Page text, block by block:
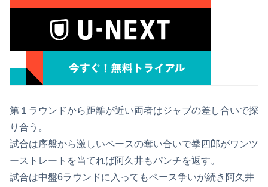
第１ラウンドから距離が近い両者はジャブの差し合いで探
り合う。
試合は序盤から激しいペースの奪い合いで拳四郎がワンツ
ーストレートを当てれば阿久井もパンチを返す。
試合は中盤6ラウンドに入ってもペース争いが続き阿久井